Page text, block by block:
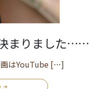
まりました……
はYouTube […]